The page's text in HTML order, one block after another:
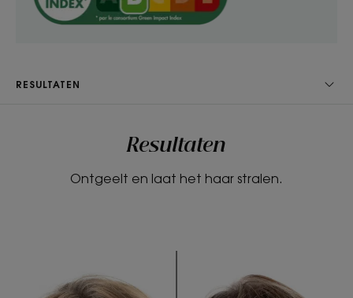
Textuur
Geur van de inhoud
RESULTATEN
Resultaten
Ontgeelt en laat het haar stralen.